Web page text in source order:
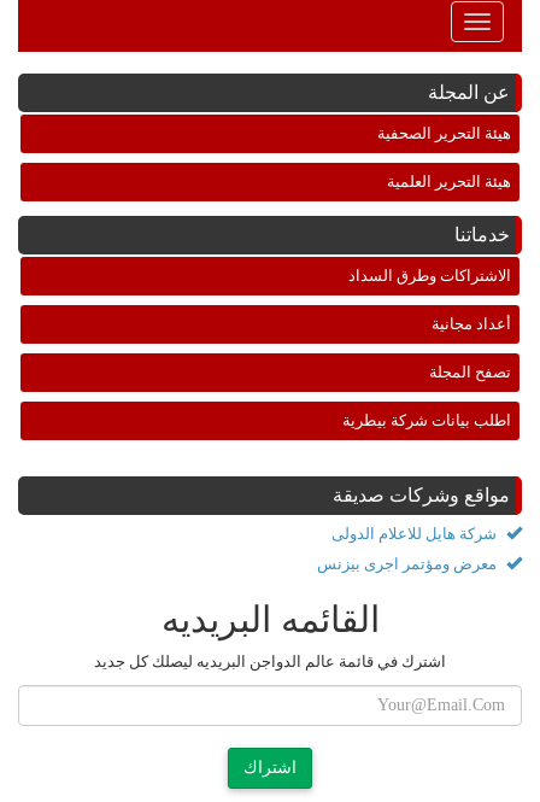
Toggle
Navigation
عن المجلة
هيئة التحرير الصحفية
هيئة التحرير العلمية
خدماتنا
الاشتراكات وطرق السداد
أعداد مجانية
تصفح المجلة
اطلب بيانات شركة بيطرية
مواقع وشركات صديقة
شركة هايل للاعلام الدولى
معرض ومؤتمر اجرى بيزنس
القائمه البريديه
اشترك في قائمة عالم الدواجن البريديه ليصلك كل جديد
اشتراك